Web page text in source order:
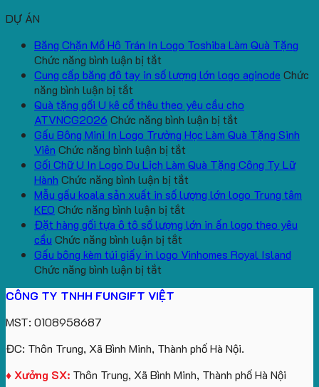
DỰ ÁN
Băng Chặn Mồ Hô Trán In Logo Toshiba Làm Quà Tặng
Chức năng bình luận bị tắt
Băng
Mồ
Hô
Trán
In
Logo
Toshiba
Làm
Quà
Tặng
Cung cấp băng đô tay in số lượng lớn logo aginode Chức
năng bình luận bị tắt
Cung
cấp
băng
đô
tay
in
số
lượng
lớn
logo
aginode
Quà tặng gối U kê cổ thêu theo yêu cầu cho
ATVNCG2026 Chức năng bình luận bị tắt
Quà
gối
kê
thêu
yêu
Gấu Bông Mini In Logo Trường Học Làm Quà Tặng Sinh
Viên Chức năng bình luận bị tắt
Gấu
Bông
Mini
Logo
Học
Gối Chữ U In Logo Du Lịch Làm Quà Tặng Công Ty Lữ
Hành Chức năng bình luận bị tắt
Gối
U
Logo
Công
Ty
Lữ
Mẫu gấu koala sản xuất in số lượng lớn logo Trung tâm
KEO Chức năng bình luận bị tắt
Mẫu
koala
lớn
logo
Trung
Đặt hàng gối tựa ô tô số lượng lớn in ấn logo theo yêu
cầu Chức năng bình luận bị tắt
Đặt
số
lượng
lớn
Gấu bông kèm túi giấy in logo Vinhomes Royal Island
Chức năng bình luận bị tắt
bông
giấy
in
logo
CÔNG TY TNHH FUNGIFT VIỆT
MST: 0108958687
ĐC: Thôn Trung, Xã Bình Minh, Thành phố Hà Nội.
♦ Xưởng SX: Thôn Trung, Xã Bình Minh, Thành phố Hà Nội